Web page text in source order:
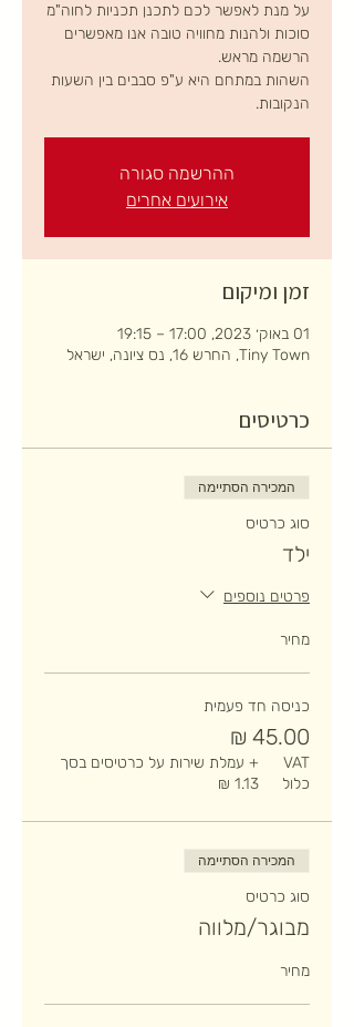
על מנת לאפשר לכם לתכנן תכניות לחוה"מ
סוכות ולהנות מחוויה טובה אנו מאפשרים
השהות במתחם היא ע"פ סבבים בין השעות
הנקובות.
ההרשמה סגורה
אירועים אחרים
זמן ומיקום
01 באוק׳ 2023, 17:00 – 19:15
Tiny Town, החרש 16, נס ציונה, ישראל
כרטיסים
המכירה הסתיימה
סוג כרטיס
ילד
פרטים נוספים
מחיר
כניסה חד פעמית
VAT
כלול
+ עמלת שירות על כרטיסים בסך
‏1.13 ‏₪
המכירה הסתיימה
סוג כרטיס
מבוגר/מלווה
מחיר